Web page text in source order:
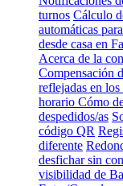
turnos Cálculo
automáticas
desde casa en
Acerca de la
Compensación
reflejadas en
horario Cómo
despedidos/as
código QR
diferente
desfichar sin
visibilidad de